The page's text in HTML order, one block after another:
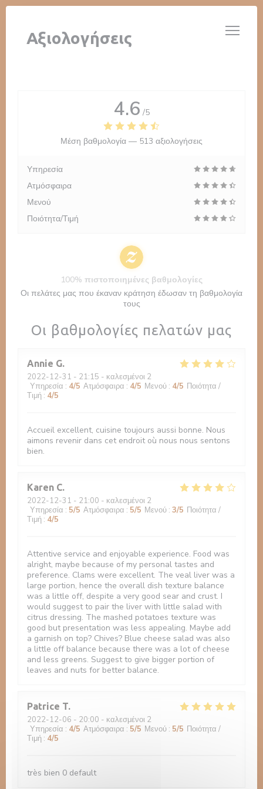
Πίνακας διαχείρισης "Μπισκότων" (Cookies)
LE 14 JUILLET
Αξιολογήσεις
Οι βαθμολογίες πελατών μας
Annie G
2022-12-31 - 21:15 - καλεσμένοι 2
Υπηρεσία : 4/5 Ατμόσφαιρα : 4/5 Μενού : 4/5 Ποιότητα /
Τιμή : 4/5
Accueil excellent, cuisine toujours aussi bonne. Nous
aimons revenir dans cet endroit où nous nous sentons
bien.
Karen C
2022-12-31 - 21:00 - καλεσμένοι 2
Υπηρεσία : 5/5 Ατμόσφαιρα : 5/5 Μενού : 3/5 Ποιότητα /
Τιμή : 4/5
Attentive service and enjoyable experience. Food was
alright, maybe because of my personal tastes and
preference. Clams were excellent. The veal liver was a
large portion, hence the overall dish texture balance
was a little off, despite a very good sear and crust. I
would suggest to pair the liver with little salad with
citrus dressing. The mashed potatoes texture was
good but presentation was less appealing. Maybe add
a garnish on top? Chives? Blue cheese salad was also
a little off balance because there was a lot of cheese
and less greens. Suggest to give bigger portion of
leaves and nuts for better balance.
Patrice T
2022-12-06 - 20:00 - καλεσμένοι 2
Υπηρεσία : 4/5 Ατμόσφαιρα : 5/5 Μενού : 5/5 Ποιότητα /
Τιμή : 4/5
très bien 0 default
4.6 /5
Μέση βαθμολογία — 513 αξιολογήσεις
Υπηρεσία
Ατμόσφαιρα
Μενού
Ποιότητα/Τιμή
100% πιστοποιημένες βαθμολογίες
Οι πελάτες μας που έκαναν κράτηση έδωσαν τη βαθμολογία
τους